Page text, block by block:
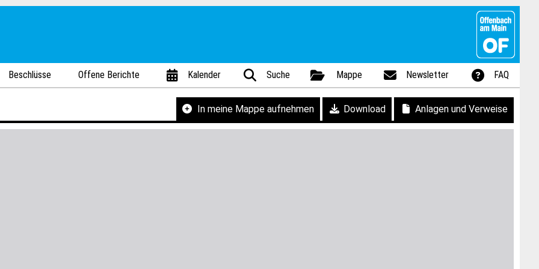
Beschlüsse Offene Berichte Kalender Suche Mappe Newsletter FAQ
In meine Mappe aufnehmen Download Anlagen und Verweise